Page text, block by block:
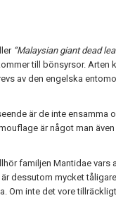
“Malaysian giant dead
till bönsyrsor. Arten
av den engelska
är de inte ensamma
är något man
familjen Mantidae vars
dessutom mycket
Om inte det vore